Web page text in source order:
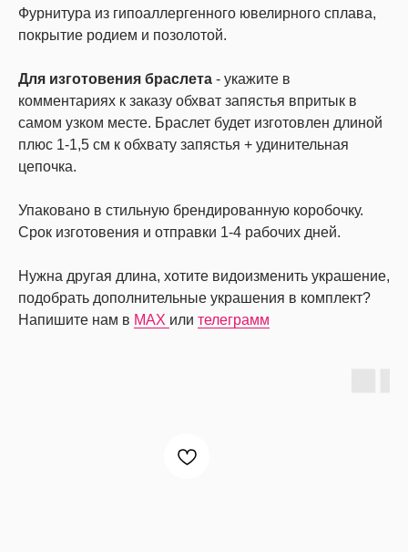
Фурнитура из гипоаллергенного ювелирного сплава,
покрытие родием и позолотой.
Для изготовения браслета - укажите в
комментариях к заказу обхват запястья впритык в
самом узком месте. Браслет будет изготовлен длиной
плюс 1-1,5 см к обхвату запястья + удинительная
цепочка.
Упаковано в стильную брендированную коробочку.
Срок изготовения и отправки 1-4 рабочих дней.
Нужна другая длина, хотите видоизменить украшение,
подобрать дополнительные украшения в комплект?
Напишите нам в MAX или телеграмм